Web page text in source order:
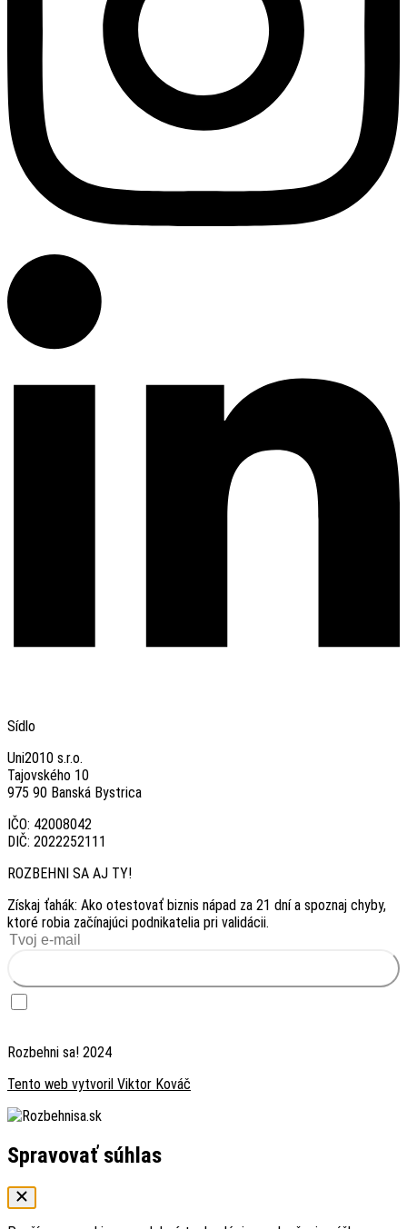
Sídlo
Uni2010 s.r.o.
Tajovského 10
975 90 Banská Bystrica
IČO: 42008042
DIČ: 2022252111
ROZBEHNI SA AJ TY!
Získaj ťahák: Ako otestovať biznis nápad za 21 dní a spoznaj chyby,
ktoré robia začínajúci podnikatelia pri validácii.
Rozbehni sa! 2024
Tento web vytvoril Viktor Kováč
Spravovať súhlas